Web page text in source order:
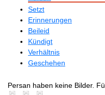
Setzt
Erinnerungen
Beileid
Kündigt
Verhältnis
Geschehen
Persan haben keine Bilder.